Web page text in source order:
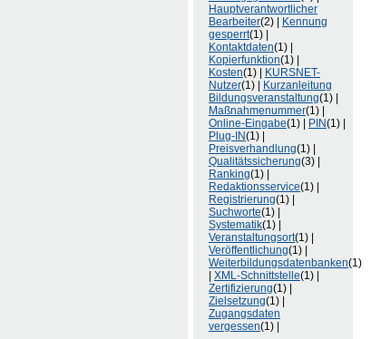
Hauptverantwortlicher
Bearbeiter(2) |
Kennung
gesperrt(1) |
Kontaktdaten(1) |
Kopierfunktion(1) |
Kosten(1) |
KURSNET-
Nutzer(1) |
Kurzanleitung
Bildungsveranstaltung(1) |
Maßnahmenummer(1) |
Online-Eingabe(1) | PIN(1) |
Plug-IN(1) |
Preisverhandlung(1) |
Qualitätssicherung(3) |
Ranking(1) |
Redaktionsservice(1) |
Registrierung(1) |
Suchworte(1) |
Systematik(1) |
Veranstaltungsort(1) |
Veröffentlichung(1) |
Weiterbildungsdatenbanken(1)
XML-Schnittstelle(1) |
Zertifizierung(1) |
Zielsetzung(1) |
Zugangsdaten
vergessen(1) |